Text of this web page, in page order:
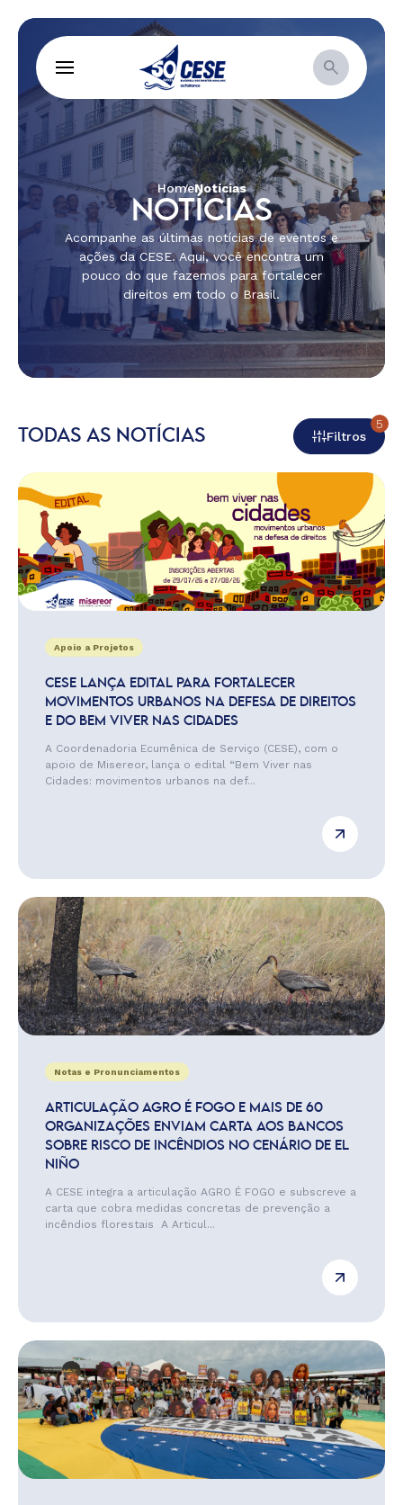
HomeNotícias
NOTÍCIAS
Acompanhe as últimas notícias de eventos e
ações da CESE. Aqui, você encontra um
pouco do que fazemos para fortalecer
direitos em todo o Brasil.
TODAS AS NOTÍCIAS Filtros
5
Apoio a Projetos
CESE LANÇA EDITAL PARA FORTALECER
MOVIMENTOS URBANOS NA DEFESA DE DIREITOS
E DO BEM VIVER NAS CIDADES
A Coordenadoria Ecumênica de Serviço (CESE), com o
apoio de Misereor, lança o edital “Bem Viver nas
Cidades: movimentos urbanos na def...
Notas e Pronunciamentos
ARTICULAÇÃO AGRO É FOGO E MAIS DE 60
ORGANIZAÇÕES ENVIAM CARTA AOS BANCOS
SOBRE RISCO DE INCÊNDIOS NO CENÁRIO DE EL
NIÑO
A CESE integra a articulação AGRO É FOGO e subscreve a
carta que cobra medidas concretas de prevenção a
incêndios florestais A Articul...